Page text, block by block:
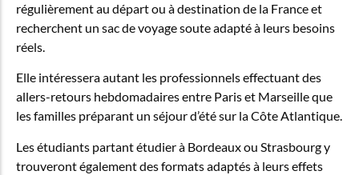
régulièrement au départ ou à destination de la France et
recherchent un sac de voyage soute adapté à leurs besoins
réels.
Elle intéressera autant les professionnels effectuant des
allers-retours hebdomadaires entre Paris et Marseille que
les familles préparant un séjour d’été sur la Côte Atlantique.
Les étudiants partant étudier à Bordeaux ou Strasbourg y
trouveront également des formats adaptés à leurs effets